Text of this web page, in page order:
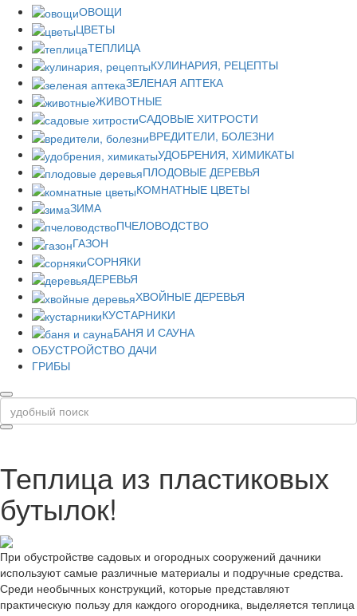
ОВОЩИ
ЦВЕТЫ
ТЕПЛИЦА
КУЛИНАРИЯ, РЕЦЕПТЫ
ЗЕЛЕНАЯ АПТЕКА
ЖИВОТНЫЕ
САДОВЫЕ ХИТРОСТИ
ВРЕДИТЕЛИ, БОЛЕЗНИ
УДОБРЕНИЯ, ХИМИКАТЫ
ПЛОДОВЫЕ ДЕРЕВЬЯ
КОМНАТНЫЕ ЦВЕТЫ
ЗИМА
ПЧЕЛОВОДСТВО
ГАЗОН
СОРНЯКИ
ДЕРЕВЬЯ
ХВОЙНЫЕ ДЕРЕВЬЯ
КУСТАРНИКИ
БАНЯ И САУНА
ОБУСТРОЙСТВО ДАЧИ
ГРИБЫ
Теплица из пластиковых
бутылок!
При обустройстве садовых и огородных сооружений дачники
используют самые различные материалы и подручные средства.
Среди необычных конструкций, которые представляют
практическую пользу для каждого огородника, выделяется теплица